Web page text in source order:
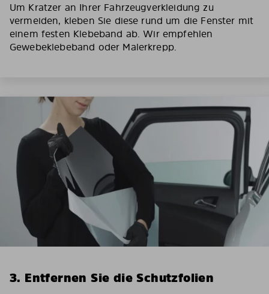
Um Kratzer an Ihrer Fahrzeugverkleidung zu
vermeiden, kleben Sie diese rund um die Fenster mit
einem festen Klebeband ab. Wir empfehlen
Gewebeklebeband oder Malerkrepp.
3. Entfernen Sie die Schutzfolien